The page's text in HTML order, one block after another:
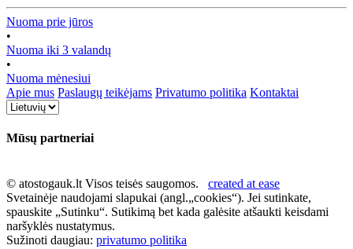
Nuoma prie jūros
•
Nuoma iki 3 valandų
•
Nuoma mėnesiui
Apie mus Paslaugų teikėjams Privatumo politika Kontaktai
Mūsų partneriai
© atostogauk.lt Visos teisės saugomos. created at ease
Svetainėje naudojami slapukai (angl.„cookies“). Jei sutinkate,
spauskite „Sutinku“. Sutikimą bet kada galėsite atšaukti keisdami
naršyklės nustatymus.
Sužinoti daugiau: privatumo politika